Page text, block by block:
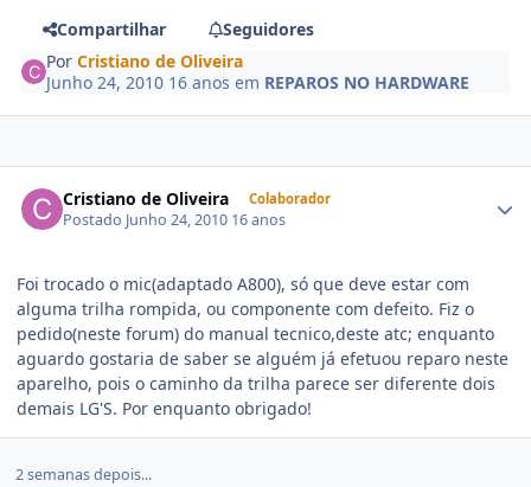
Compartilhar
Seguidores
PorCristiano de Oliveira
Junho 24, 2010 16 anos em REPAROS NO HARDWARE
Cristiano de Oliveira Colaborador
Postado Junho 24, 2010 16 anos
Foi trocado o mic(adaptado A800), só que deve estar com
alguma trilha rompida, ou componente com defeito. Fiz o
pedido(neste forum) do manual tecnico,deste atc; enquanto
aguardo gostaria de saber se alguém já efetuou reparo neste
aparelho, pois o caminho da trilha parece ser diferente dois
demais LG'S. Por enquanto obrigado!
2 semanas depois...